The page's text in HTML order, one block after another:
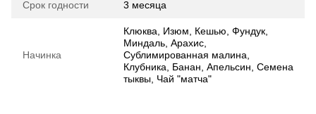
Срок годности 3 месяца
Начинка
Клюква, Изюм, Кешью, Фундук,
Миндаль, Арахис,
Сублимированная малина,
Клубника, Банан, Апельсин, Семена
тыквы, Чай "матча"